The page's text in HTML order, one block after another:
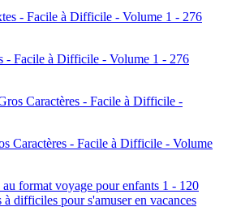
- Facile à Difficile - Volume 1 - 276
Caractères - Facile à Difficile - Volume